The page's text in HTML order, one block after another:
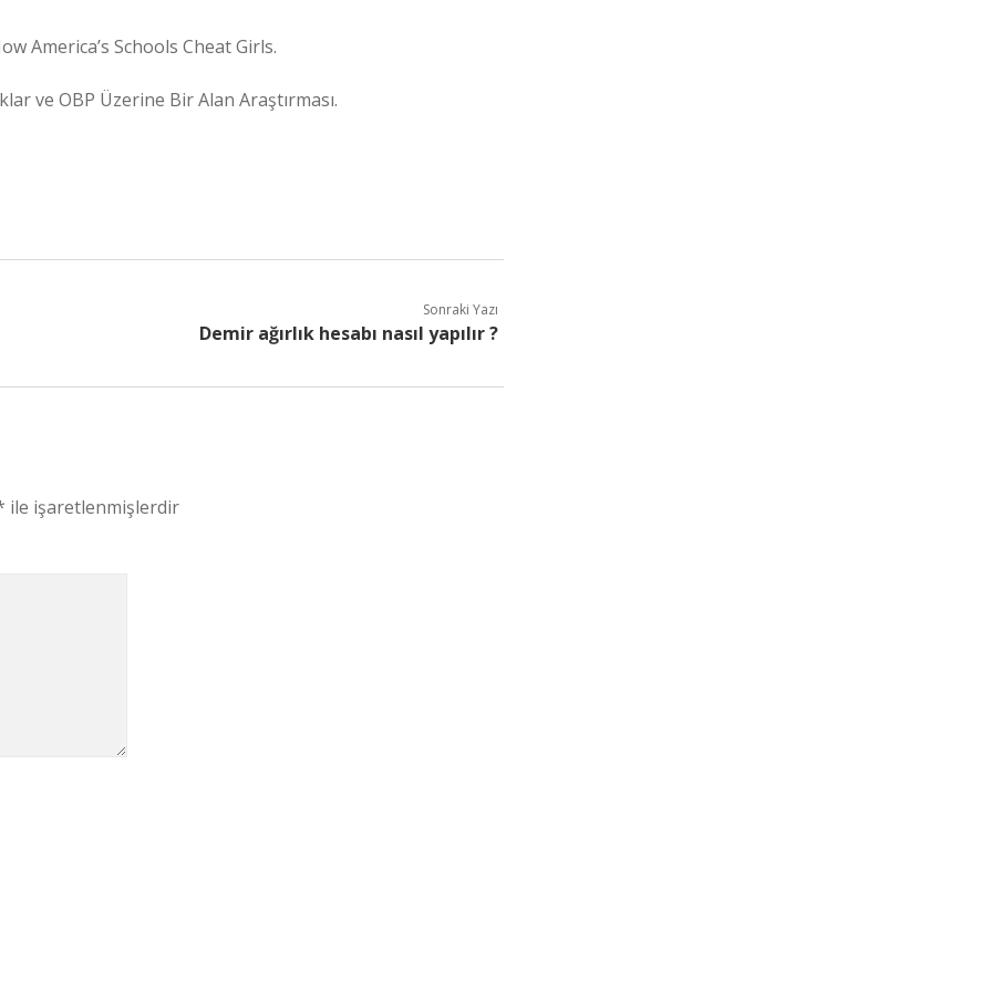
America’s Schools Cheat Girls.
ve OBP Üzerine Bir Alan Araştırması.
Sonraki Yazı
Demir ağırlık hesabı nasıl yapılır ?
ile işaretlenmişlerdir